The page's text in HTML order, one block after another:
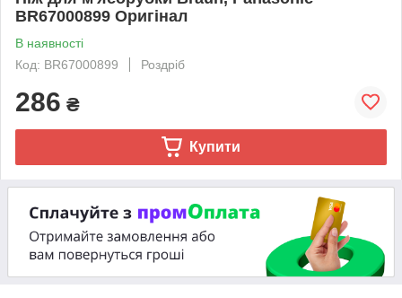
BR67000899 Оригінал
В наявності
Код: BR67000899
Роздріб
286 ₴
Купити